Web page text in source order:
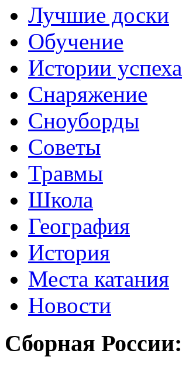
Лучшие доски
Обучение
Истории успеха
Снаряжение
Сноуборды
Советы
Травмы
Школа
География
История
Места катания
Новости
Сборная России: